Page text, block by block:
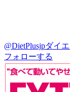
@DietPlusjpダイ
フォローする